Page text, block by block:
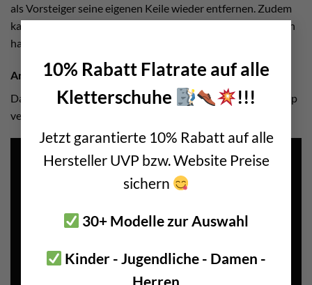
10% Rabatt Flatrate auf alle
Kletterschuhe
!!!
Jetzt garantierte 10% Rabatt auf alle
Hersteller UVP bzw. Website Preise
sichern
30+ Modelle zur Auswahl
Kinder - Jugendliche - Damen -
Herren
als Vorsteiger seine eigenen Keile wieder entfernen. Zudem
kann einem das Nut Toll leicht hinunter fallen. Da ist es eben
handy wenn wenn ein Ersatzgerät parat ist.
Anwendung
Das folgende Video zeigt beispielhaft wie das Nut Key Camp
verwendet wird.